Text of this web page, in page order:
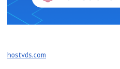
hostvds.com